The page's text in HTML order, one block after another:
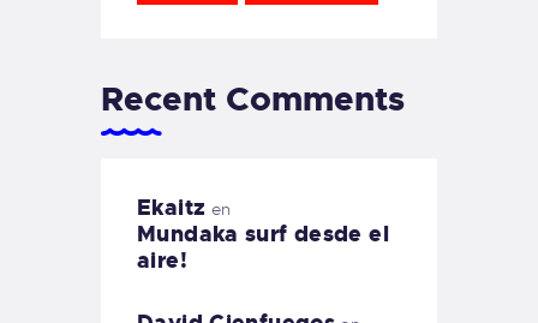
Recent Comments
Ekaitz en
Mundaka surf desde el
aire!